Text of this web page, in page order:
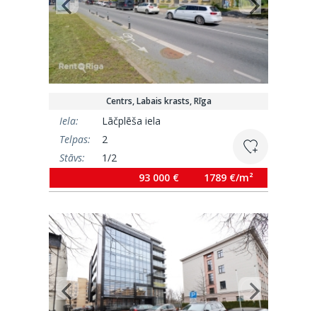
Centrs, Labais krasts, Rīga
Iela:
Lāčplēša iela
Telpas:
2
Stāvs:
1/2
93 000 € 1789 €/m²